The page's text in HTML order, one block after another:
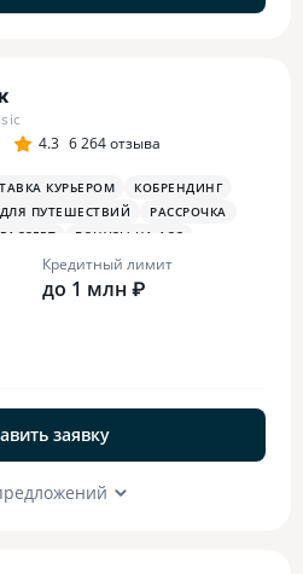
4.3 6 264 отзыва
КУРЬЕРОМ
КОБРЕНДИНГ
ДЛЯ ПУТЕШЕСТВИЙ
РАССРОЧКА
БОНУСЫ НА АЗС
СТИКЕР
Кредитный лимит
до 1 млн ₽
заявку